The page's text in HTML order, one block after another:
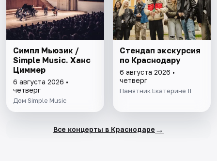
Симпл Мьюзик /
Simple Music. Ханс
Циммер
6 августа 2026 •
четверг
Дом Simple Music
Стендап экскурсия
по Краснодару
6 августа 2026 •
четверг
Памятник Екатерине II
Все концерты в Краснодаре →